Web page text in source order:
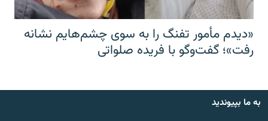
«دیدم مأمور تفنگ را به سوی چشم‌هایم نشانه
رفت»؛ گفت‌و‌گو با فریده صلواتی
به ما بپیوندید